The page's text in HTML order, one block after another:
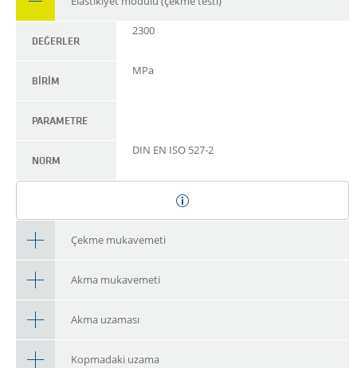
DEĞERLER
2300
BIRIM
MPa
PARAMETRE
NORM
DIN EN ISO 527-2
Çekme mukavemeti
Akma mukavemeti
Akma uzaması
Kopmadaki uzama